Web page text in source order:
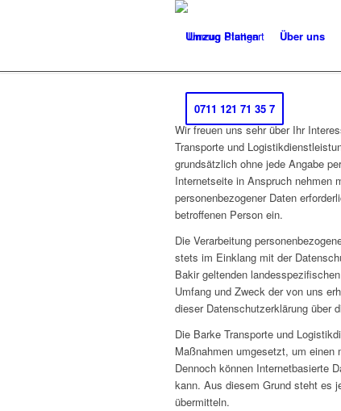
Umzug Planen Über uns
0711 121 71 35 7
Wir freuen uns sehr über Ihr
Transporte und
grundsätzlich ohne jede Angabe
Internetseite in Anspruch nehmen
personenbezogener Daten
betroffenen Person ein.
Die Verarbeitung
stets im Einklang mit der
Bakir geltenden
Umfang und Zweck der von uns
dieser Datenschutzerklärung über
Die Barke Transporte und
Maßnahmen umgesetzt, um einen
Dennoch können Internetbasierte
kann. Aus diesem Grund steht es
übermitteln.